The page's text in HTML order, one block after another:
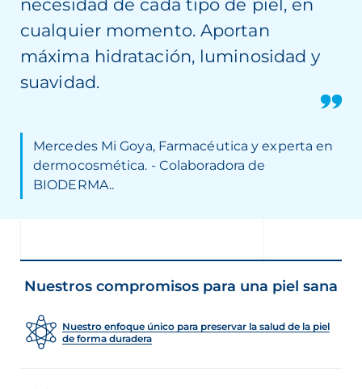
necesidad de cada tipo de piel, en
cualquier momento. Aportan
máxima hidratación, luminosidad y
suavidad.
Mercedes Mi Goya, Farmacéutica y experta en
dermocosmética. - Colaboradora de
BIODERMA..
Nuestros compromisos para una piel sana
Nuestro enfoque único para preservar la salud de la piel
de forma duradera